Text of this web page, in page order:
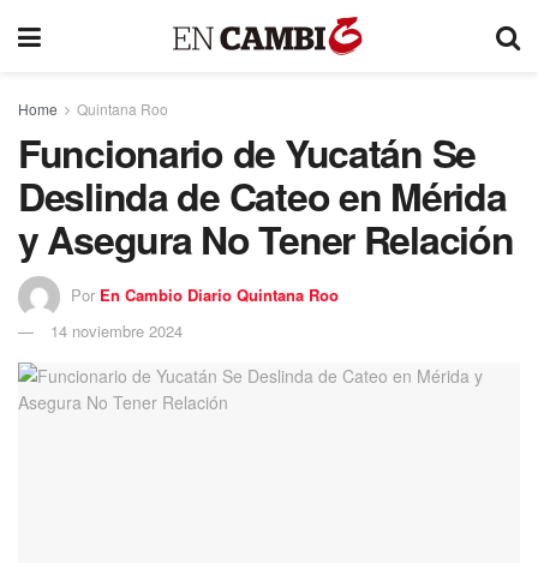
Home Quintana Roo
Funcionario de Yucatán Se
Deslinda de Cateo en Mérida
y Asegura No Tener Relación
Por En Cambio Diario Quintana Roo
14 noviembre 2024